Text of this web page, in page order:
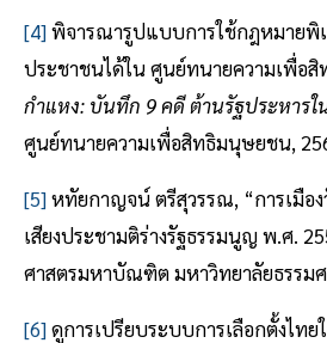
[4]พิจารณารูปแบบการใช้กฎหมายพิ
ประชาชนได้ใน ศูนย์ทนายความเพื่อ
กำแหง: บันทึก 9 คดี ต้านรัฐประหารใ
ศูนย์ทนายความเพื่อสิทธิมนุษยชน,
[5]หทัยกาญจน์ ตรีสุวรรณ, “การเมือ
เสียงประชามติร่างรัฐธรรมนูญ พ.ศ.
ศาสตรมหาบัณฑิต มหาวิทยาลัยธรรมศ
[6]ดูการเปรียบระบบการเลือกตั้งไท